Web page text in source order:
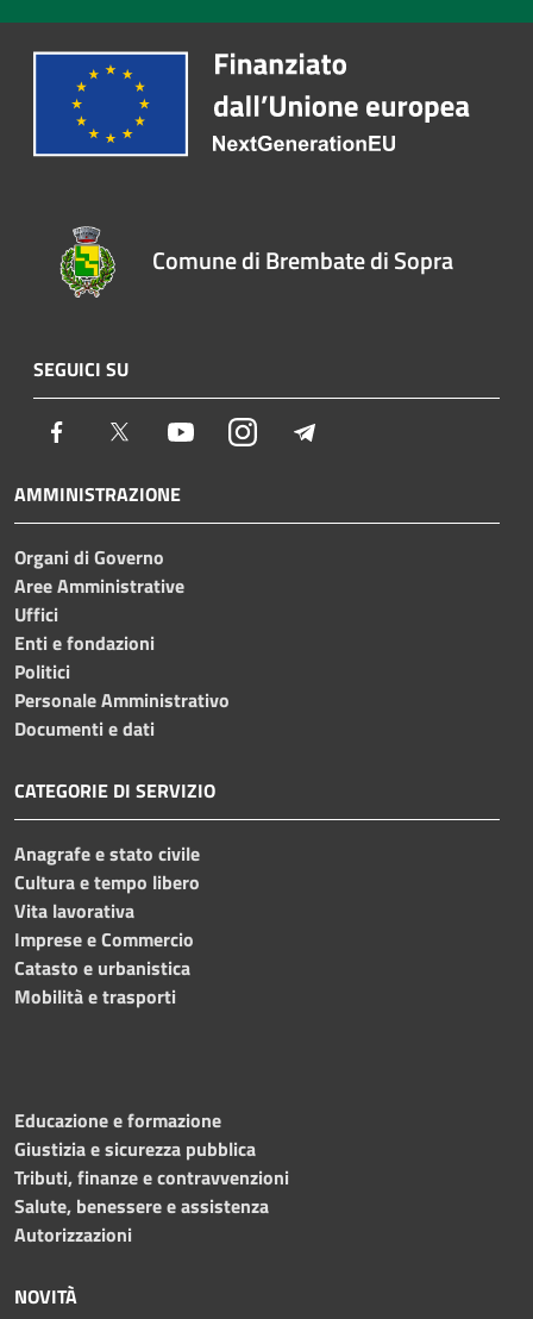
Comune di Brembate di Sopra
SEGUICI SU
Facebook Twitter YoutubeInstagram
AMMINISTRAZIONE
Organi di Governo
Aree Amministrative
Uffici
Enti e fondazioni
Politici
Personale Amministrativo
Documenti e dati
CATEGORIE DI SERVIZIO
Anagrafe e stato civile
Cultura e tempo libero
Vita lavorativa
Imprese e Commercio
Catasto e urbanistica
Mobilità e trasporti
Educazione e formazione
Giustizia e sicurezza pubblica
Tributi, finanze e contravvenzioni
Salute, benessere e assistenza
Autorizzazioni
NOVITÀ